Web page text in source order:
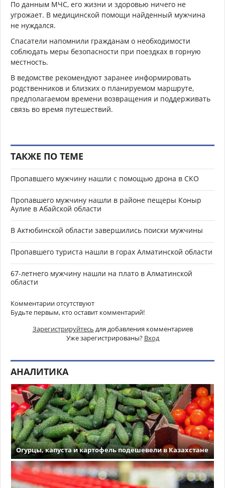
По данным МЧС, его жизни и здоровью ничего не
угрожает. В медицинской помощи найденный мужчина
не нуждался.
Спасатели напомнили гражданам о необходимости
соблюдать меры безопасности при поездках в горную
местность.
В ведомстве рекомендуют заранее информировать
родственников и близких о планируемом маршруте,
предполагаемом времени возвращения и поддерживать
связь во время путешествий.
ТАКЖЕ ПО ТЕМЕ
Пропавшего мужчину нашли с помощью дрона в СКО
Пропавшего мужчину нашли в районе пещеры Коныр
Аулие в Абайской области
В Актюбинской области завершились поиски мужчины
Пропавшего туриста нашли в горах Алматинской области
67-летнего мужчину нашли на плато в Алматинской
области
Комментарии отсутствуют
Будьте первым, кто оставит комментарий!
Зарегистрируйтесь для добавления комментариев
Уже зарегистрированы? Вход
АНАЛИТИКА
Огурцы, капуста и картофель подешевели в Казахстане